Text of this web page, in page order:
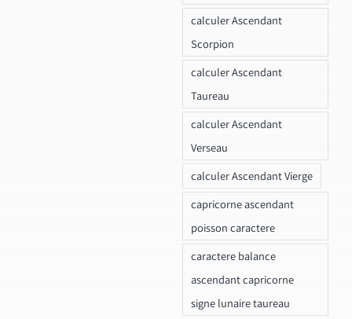
calculer Ascendant
Scorpion
calculer Ascendant
Taureau
calculer Ascendant
Verseau
calculer Ascendant Vierge
capricorne ascendant
poisson caractere
caractere balance
ascendant capricorne
signe lunaire taureau